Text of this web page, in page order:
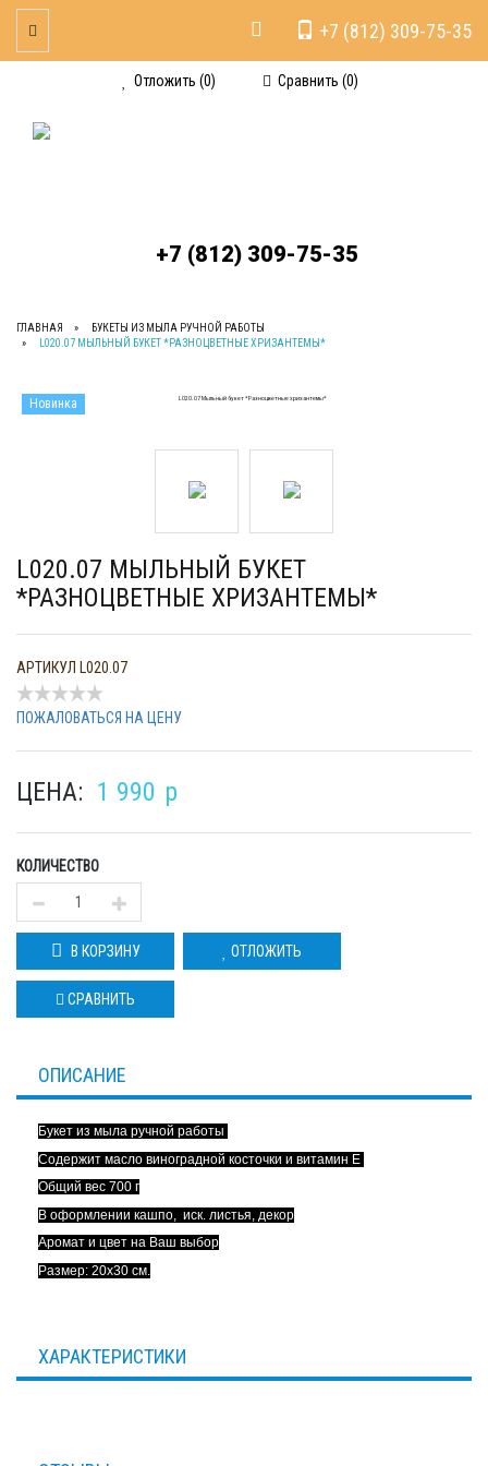
Отложить (0) Сравнить (0)
+7 (812) 309-75-35
+7 (812) 309-75-35
Toggle Navigation
ГЛАВНАЯ
БУКЕТЫ ИЗ МЫЛА РУЧНОЙ РАБОТЫ
L020.07 МЫЛЬНЫЙ БУКЕТ *РАЗНОЦВЕТНЫЕ ХРИЗАНТЕМЫ*
Новинка
L020.07 МЫЛЬНЫЙ БУКЕТ
*РАЗНОЦВЕТНЫЕ ХРИЗАНТЕМЫ*
АРТИКУЛ L020.07
ПОЖАЛОВАТЬСЯ НА ЦЕНУ
ЦЕНА: 1 990 p
КОЛИЧЕСТВО
В КОРЗИНУ ОТЛОЖИТЬ
СРАВНИТЬ
ОПИСАНИЕ
Букет из мыла ручной работы
Содержит масло виноградной косточки и витамин Е
Общий вес 700 г
В оформлении кашпо, иск. листья, декор
Аромат и цвет на Ваш выбор
Размер: 20х30 см.
ХАРАКТЕРИСТИКИ